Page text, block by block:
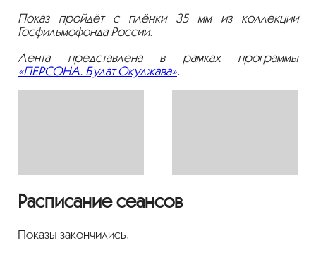
Показ пройдёт с плёнки 35 мм из коллекции
Госфильмофонда России.
Лента представлена в рамках программы
«ПЕРСОНА. Булат Окуджава».
Расписание сеансов
Показы закончились.